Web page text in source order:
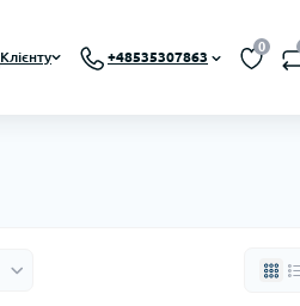
Клієнту +48535307863
0